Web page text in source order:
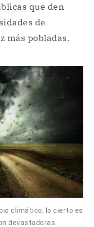
que den
de
más pobladas.
climático, lo cierto es
devastadoras.